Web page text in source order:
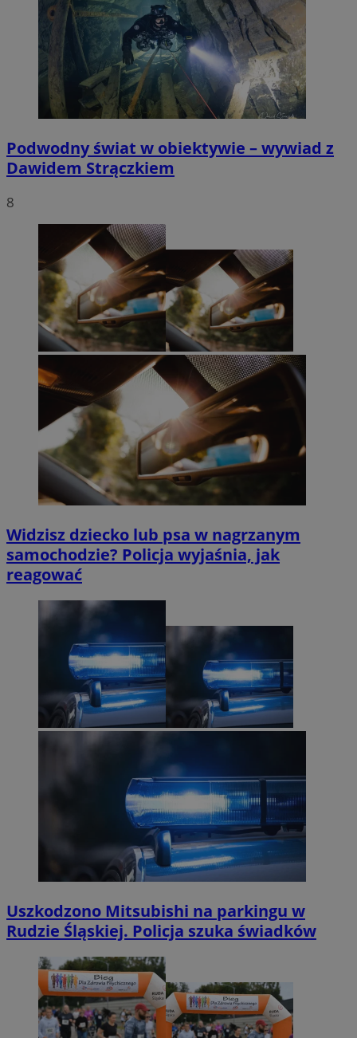
Podwodny świat w obiektywie – wywiad z
Dawidem Strączkiem
8
Widzisz dziecko lub psa w nagrzanym
samochodzie? Policja wyjaśnia, jak
reagować
Uszkodzono Mitsubishi na parkingu w
Rudzie Śląskiej. Policja szuka świadków